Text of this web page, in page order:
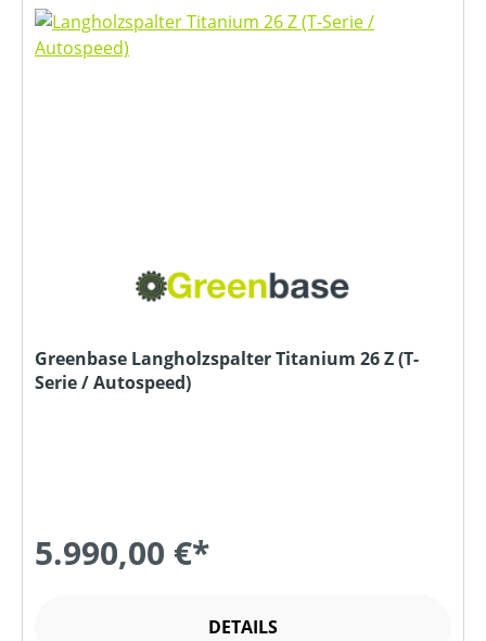
Greenbase Langholzspalter Titanium 26 Z (T-
Serie / Autospeed)
5.990,00 €*
DETAILS